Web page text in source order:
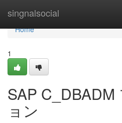
singnalsocial
Home
Home
1
SAP
ョン